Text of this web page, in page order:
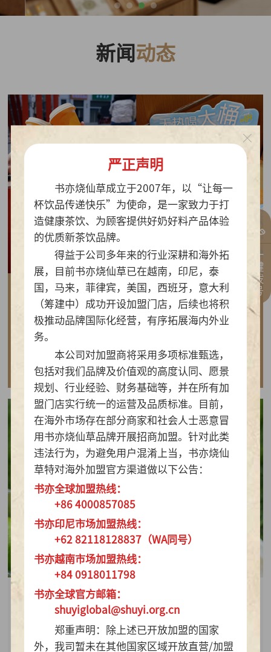
一键拨号
新闻 动态
2026-07-30
做实亲民茶饮！书亦烧仙草以“有料品类之王”拿
下2026新茶饮TOP10
查看详情
2026-07-28
质价比持续热销
严正声明
书亦烧仙草成立于2007年，以“让每一
杯饮品传递快乐”为使命，是一家致力于打
造健康茶饮、为顾客提供好奶好料产品体验
的优质新茶饮品牌。
得益于公司多年来的行业深耕和海外拓
展，目前书亦烧仙草已在越南，印尼，泰
国，马来，菲律宾，美国，西班牙，意大利
（筹建中）成功开设加盟门店，后续也将积
极推动品牌国际化经营，有序拓展海内外业
务。
本公司对加盟商将采用多项标准甄选，
包括对我们品牌及价值观的高度认同、愿景
规划、行业经验、财务基础等，并在所有加
盟门店实行统一的运营及品质标准。目前，
在海外市场存在部分商家和社会人士恶意冒
用书亦烧仙草品牌开展招商加盟。针对此类
违法行为，为避免用户混淆上当，书亦烧仙
草特对海外加盟官方渠道做以下公告：
书亦全球加盟热线：
+86 4000857085
书亦印尼市场加盟热线：
+62 82118128837（WA同号）
书亦越南市场加盟热线：
+84 0918011798
书亦全球官方邮箱：
shuyiglobal@shuyi.org.cn
郑重声明：除上述已开放加盟的国家
外，我司暂未在其他国家区域开放直营/加盟